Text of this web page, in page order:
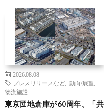
2026.08.08
プレスリリースなど
動向/展望
物流施設
東京団地倉庫が60周年、「共